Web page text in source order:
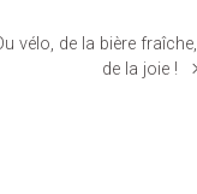
l’honneur.
vélo, de la bière fraîche,
de la joie !